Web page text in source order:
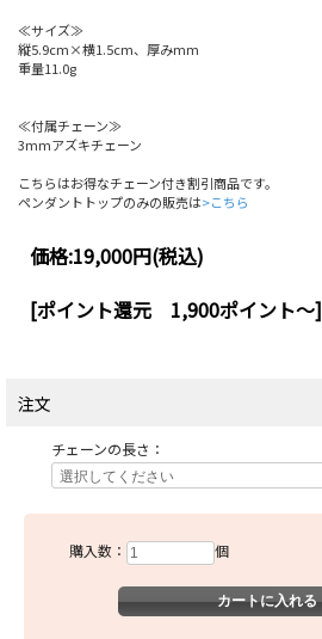
≪サイズ≫
縦5.9cm×横1.5cm、厚みmm
重量11.0g
≪付属チェーン≫
3mmアズキチェーン
こちらはお得なチェーン付き割引商品です。
ペンダントトップのみの販売は>こちら
価格:19,000円(税込)
[ポイント還元 1,900ポイント～]
注文
チェーンの長さ：
購入数： 個